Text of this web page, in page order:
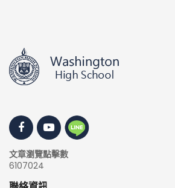
文章瀏覽點擊數
6107024